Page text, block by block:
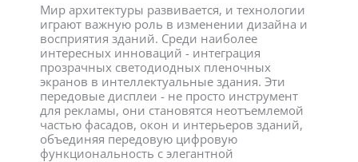
Мир архитектуры развивается, и технологии
играют важную роль в изменении дизайна и
восприятия зданий. Среди наиболее
интересных инноваций - интеграция
прозрачных светодиодных пленочных
экранов в интеллектуальные здания. Эти
передовые дисплеи - не просто инструмент
для рекламы, они становятся неотъемлемой
частью фасадов, окон и интерьеров зданий,
объединяя передовую цифровую
функциональность с элегантной